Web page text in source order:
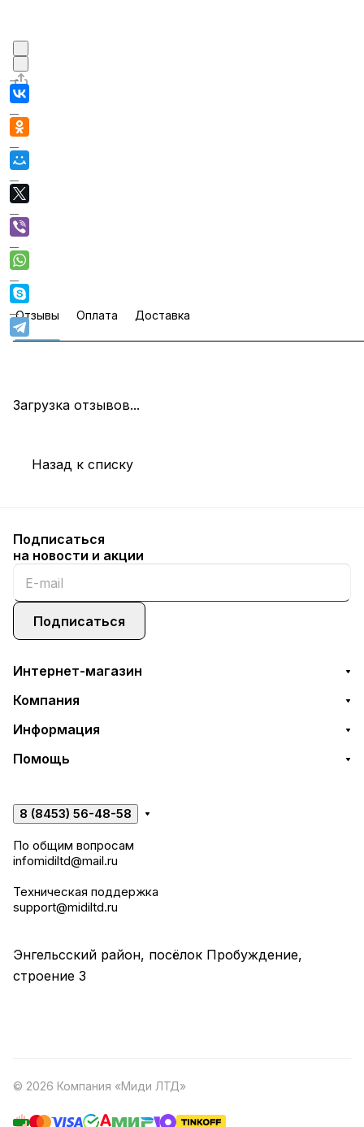
Отзывы Оплата Доставка
Загрузка отзывов...
Назад к списку
Подписаться
на новости и акции
Подписаться
Интернет-магазин
Компания
Информация
Помощь
8 (8453) 56-48-58
По общим вопросам
infomidiltd@mail.ru
Техническая поддержка
support@midiltd.ru
Энгельсский район, посёлок Пробуждение,
строение 3
© 2026 Компания «Миди ЛТД»